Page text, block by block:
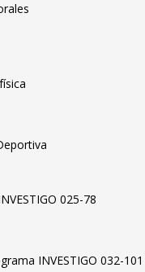
025-78
INVESTIGO 032-101